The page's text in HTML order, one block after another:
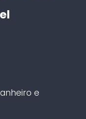
e